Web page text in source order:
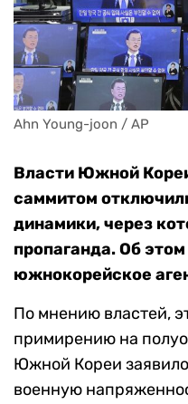
Ahn Young-joon / AP
Власти Южной
саммитом
динамики, через
пропаганда. Об
южнокорейское
По мнению властей,
примирению на
Южной Кореи
военную